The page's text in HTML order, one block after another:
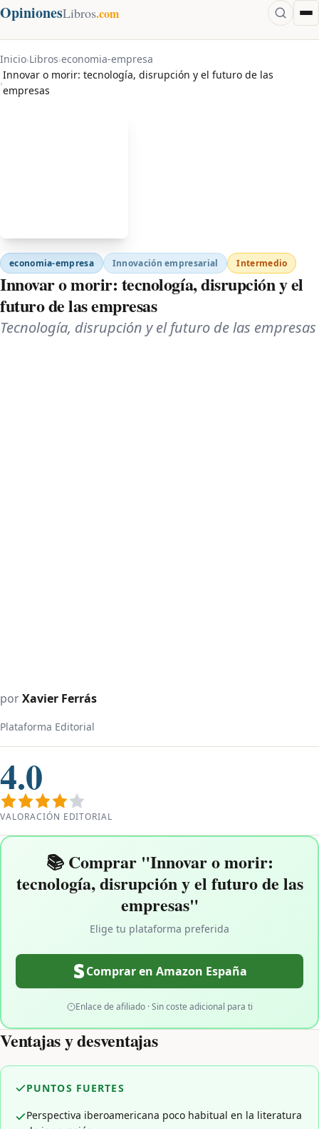
OpinionesLibros.com
Inicio›Libros›economia-empresa
›
Innovar o morir: tecnología, disrupción y el futuro de las
empresas
economia-empresa Innovación empresarial Intermedio
Innovar o morir: tecnología, disrupción y el
futuro de las empresas
Tecnología, disrupción y el futuro de las empresas
porXavier Ferrás
Plataforma Editorial
4.0
VALORACIÓN EDITORIAL
📚 Comprar "Innovar o morir:
tecnología, disrupción y el futuro de las
empresas"
Elige tu plataforma preferida
Comprar en Amazon España
Enlace de afiliado · Sin coste adicional para ti
Ventajas y desventajas
PUNTOS FUERTES
Perspectiva iberoamericana poco habitual en la literatura